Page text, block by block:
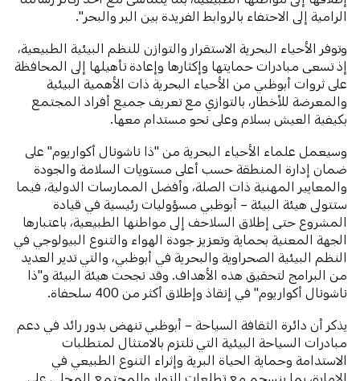
الرامية إلى الاحتفاء بالروابط الفريدة بين البر والبحر".
وتوفر الأحياء البحرية الاستقرار والتوازن للنظم البيئية الطبيعية،
إذ تسعى مبادرات حمايتها وإكثارها وإعادة تأهيلها إلى المحافظة
على ثروات أبوظبي من الأحياء البحرية ذات الأهمية البيئية
والمعرضة للأخطار، بالتوازي مع تعريف جميع أفراد المجتمع
بكيفية العيش بسلام وعلى نحو مستدام معها.
وسيعمل علماء الأحياء البحرية من "ذا ناشونال أكواريوم" على
ضمان إدارة المنطقة حسب أعلى مستويات السلامة والجودة
والمعايير المهنية ذات الصلة، وأفضل الممارسات الدولية، فيما
ستتولى هيئة البيئة – أبوظبي مسؤوليات رئيسية في قيادة
المشروع حتى إطلاق السلاحف إلى مواطنها الطبيعية، باعتبارها
الجهة المعنية بحماية وتعزيز جودة الهواء والتنوع البيولوجي في
النظم البيئية الصحراوية والبحرية في أبوظبي، والتي تدير العديد
من البرامج لتحقيق هذه الأهداف. وقد نجحت هيئة البيئة و"ذا
ناشونال أكواريوم" في إنقاذ وإطلاق أكثر من 400 سلحفاة.
يذكر أن دائرة الثقافة السياحة – أبوظبي تنهض بدور رائد في دعم
مبادرات السياحة البيئية التي تلتزم بالامتثال لمتطلبات
الاستدامة وحماية الحياة البرية وإثراء التنوع الطبيعي في
الإمارة، بما ينسجم مع تطلعات الزوار والمجتمع المحلي على